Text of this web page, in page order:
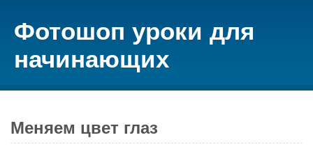
Фотошоп уроки для
начинающих
Меняем цвет глаз